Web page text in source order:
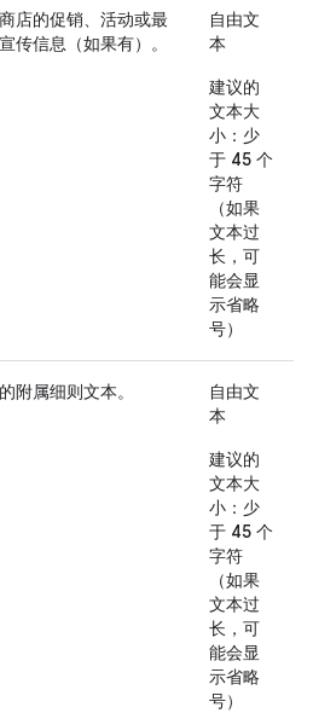
店的促销、活动或最
传信息（如果有）。
自由文
本
建议的
文本大
小：少
于 45 个
字符
（如果
文本过
长，可
能会显
示省略
号）
附属细则文本。
自由文
本
建议的
文本大
小：少
于 45 个
字符
（如果
文本过
长，可
能会显
示省略
号）